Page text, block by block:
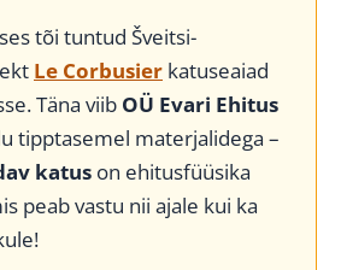
tõi tuntud Šveitsi-
Le Corbusier katuseaiad
Täna viib OÜ Evari Ehitus
tipptasemel materjalidega –
katus on ehitusfüüsika
peab vastu nii ajale kui ka